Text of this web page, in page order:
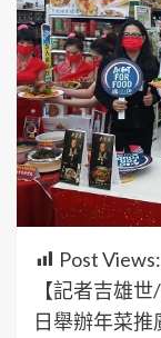
Post Views:
【記者吉雄
日舉辦年菜